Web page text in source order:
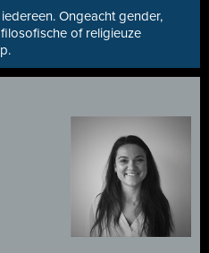
Ongeacht gender,
of religieuze